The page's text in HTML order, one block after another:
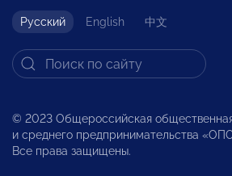
Русский English 中文
© 2023 Общероссийская
и среднего предпринимательства
Все права защищены.